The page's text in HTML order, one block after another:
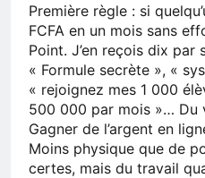
Première règle : si
FCFA en un mois sans
Point. J’en reçois dix par
« Formule secrète », «
« rejoignez mes 1 000
500 000 par mois »… Du
Gagner de l’argent en
Moins physique que de
certes, mais du travail